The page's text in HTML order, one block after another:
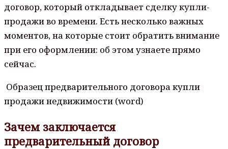
договор, который откладывает сделку купли-
продажи во времени. Есть несколько важных
моментов, на которые стоит обратить внимание
при его оформлении: об этом узнаете прямо
сейчас.
Образец предварительного договора купли
продажи недвижимости (word)
Зачем заключается
предварительный договор